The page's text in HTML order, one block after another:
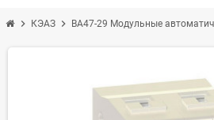
chevron_right КЭАЗ chevron_right ВА47-29 Модульные